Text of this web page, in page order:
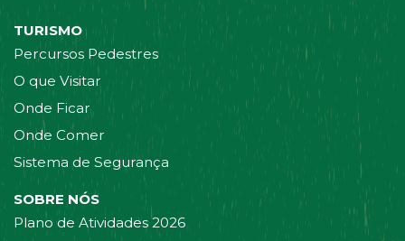
TURISMO
Percursos Pedestres
O que Visitar
Onde Ficar
Onde Comer
Sistema de Segurança
SOBRE NÓS
Plano de Atividades 2026